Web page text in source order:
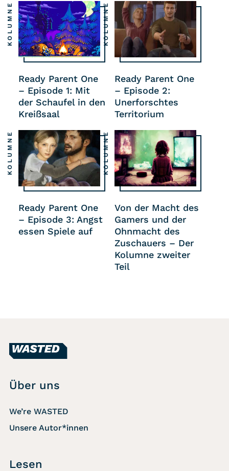
Ready Parent One
– Episode 1: Mit
der Schaufel in den
Kreißsaal
KOLUMNE
Ready Parent One
– Episode 2:
Unerforschtes
Territorium
KOLUMNE
Ready Parent One
– Episode 3: Angst
essen Spiele auf
KOLUMNE
Von der Macht des
Gamers und der
Ohnmacht des
Zuschauers – Der
Kolumne zweiter
Teil
KOLUMNE
Über uns
We’re WASTED
Unsere Autor*innen
Lesen